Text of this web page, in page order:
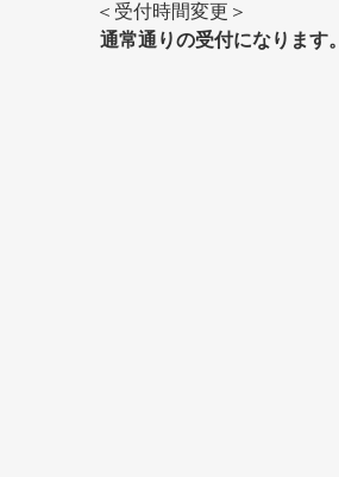
＜受付時間変更＞
通常通りの受付になります。